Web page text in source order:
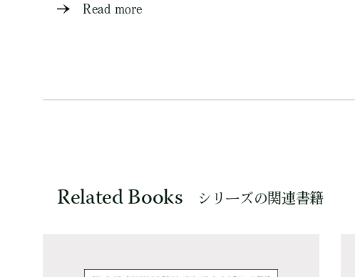
Read more
Related Books シリーズの関連書籍